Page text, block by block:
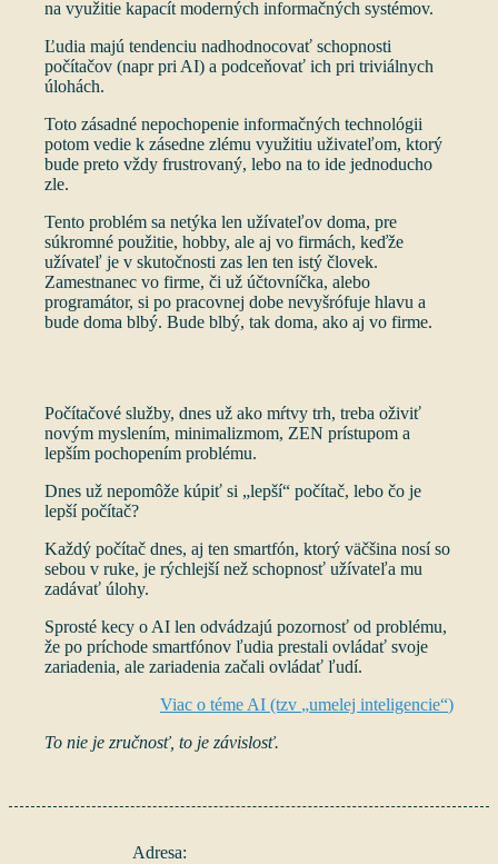
na využitie kapacít moderných informačných systémov.
Ľudia majú tendenciu nadhodnocovať schopnosti
počítačov (napr pri AI) a podceňovať ich pri triviálnych
úlohách.
Toto zásadné nepochopenie informačných technológii
potom vedie k zásedne zlému využitiu uživateľom, ktorý
bude preto vždy frustrovaný, lebo na to ide jednoducho
zle.
Tento problém sa netýka len užívateľov doma, pre
súkromné použitie, hobby, ale aj vo firmách, keďže
užívateľ je v skutočnosti zas len ten istý človek.
Zamestnanec vo firme, či už účtovníčka, alebo
programátor, si po pracovnej dobe nevyšrófuje hlavu a
bude doma blbý. Bude blbý, tak doma, ako aj vo firme.
Počítačové služby, dnes už ako mŕtvy trh, treba oživiť
novým myslením, minimalizmom, ZEN prístupom a
lepším pochopením problému.
Dnes už nepomôže kúpiť si
lepší
počítač, lebo čo je
lepší počítač?
Každý počítač dnes, aj ten smartfón, ktorý väčšina nosí so
sebou v ruke, je rýchlejší než schopnosť užívateľa mu
zadávať úlohy.
Sprosté kecy o AI len odvádzajú pozornosť od problému,
že po príchode smartfónov ľudia prestali ovládať svoje
zariadenia, ale zariadenia začali ovládať ľudí.
Viac o téme AI (tzv
umelej inteligencie )
To nie je zručnosť, to je závislosť.
Adresa: